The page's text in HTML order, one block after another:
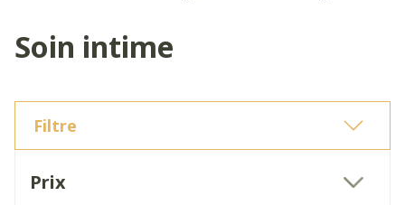
Soin intime
Filtre
Prix